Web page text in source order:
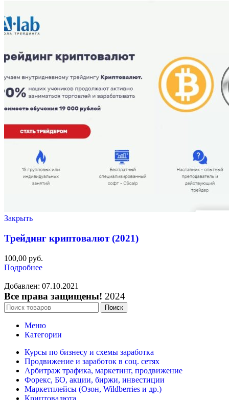
Закрыть
Трейдинг криптовалют (2021)
100,00 руб.
Подробнее
Добавлен: 07.10.2021
Все права защищены! 2024
Поиск
Меню
Категории
Курсы по бизнесу и схемы заработка
Продвижение и заработок в соц. сетях
Арбитраж трафика, маркетинг, продвижение
Форекс, БО, акции, биржи, инвестиции
Маркетплейсы (Озон, Wildberries и др.)
Криптовалюта